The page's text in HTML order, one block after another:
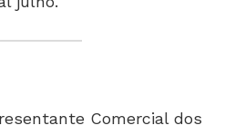
Comercial dos